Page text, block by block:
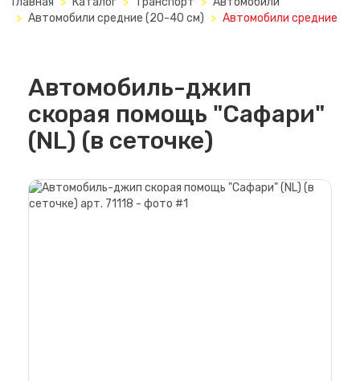
Автомобили средние (20-40 см)
Автомобили средние
Автомобиль-джип
скорая помощь "Сафари"
(NL) (в сеточке)